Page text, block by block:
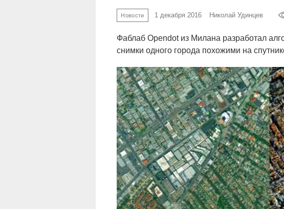
Новости 1 декабря 2016 Николай Удинцев
Фаблаб Opendot из Милана разработал
снимки одного города похожими на